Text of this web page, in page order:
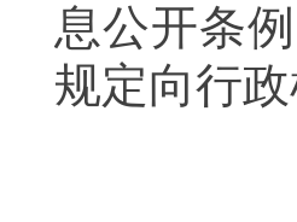
息公开条
规定向行